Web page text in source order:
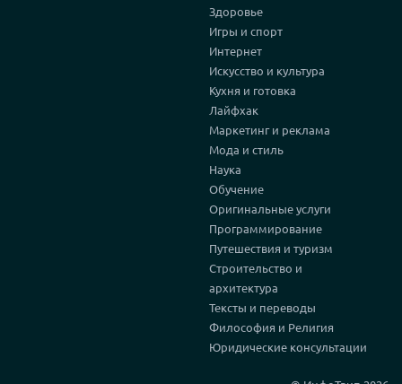
Здоровье
Игры и спорт
Интернет
Искусство и культура
Кухня и готовка
Лайфхак
Маркетинг и реклама
Мода и стиль
Наука
Обучение
Оригинальные услуги
Программирование
Путешествия и туризм
Строительство и
архитектура
Тексты и переводы
Философия и Религия
Юридические консультации